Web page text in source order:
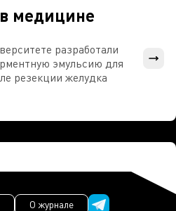
медицине
разработали
эмульсию для
резекции желудка
О журнале